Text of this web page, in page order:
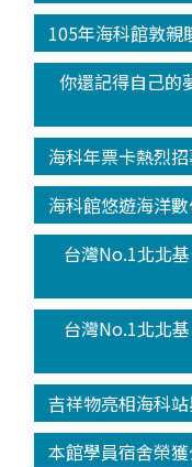
105年海科館敦親
你還記得自己的
海科年票卡熱烈
海科館悠遊海洋
台灣No.1北北
台灣No.1北北
吉祥物亮相海科
本館學員宿舍榮